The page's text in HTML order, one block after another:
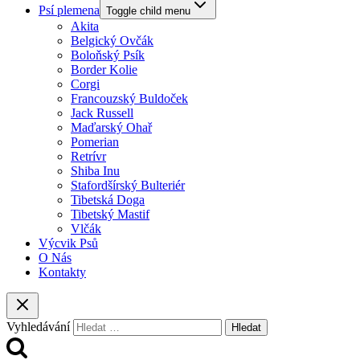
Psí plemena Toggle child menu
Akita
Belgický Ovčák
Boloňský Psík
Border Kolie
Corgi
Francouzský Buldoček
Jack Russell
Maďarský Ohař
Pomerian
Retrívr
Shiba Inu
Stafordšírský Bulteriér
Tibetská Doga
Tibetský Mastif
Vlčák
Výcvik Psů
O Nás
Kontakty
Vyhledávání